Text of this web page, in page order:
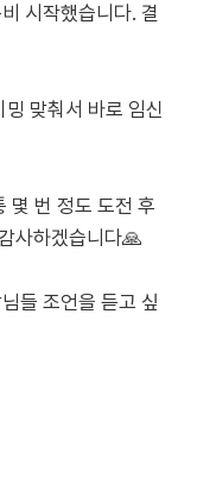
시작했습니다. 결
맞춰서 바로 임신
몇 번 정도 도전 후
사하겠습니다🙏
들 조언을 듣고 싶